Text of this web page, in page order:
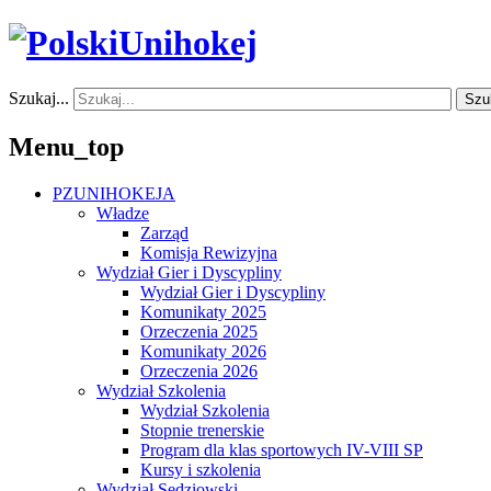
Szukaj...
Menu_top
PZUNIHOKEJA
Władze
Zarząd
Komisja Rewizyjna
Wydział Gier i Dyscypliny
Wydział Gier i Dyscypliny
Komunikaty 2025
Orzeczenia 2025
Komunikaty 2026
Orzeczenia 2026
Wydział Szkolenia
Wydział Szkolenia
Stopnie trenerskie
Program dla klas sportowych IV-VIII SP
Kursy i szkolenia